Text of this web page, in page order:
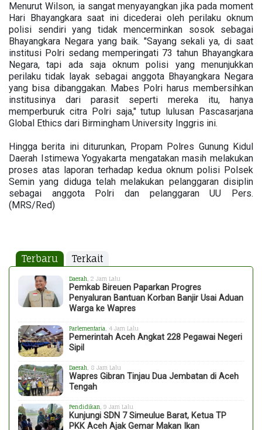
Menurut Wilson, ia sangat menyayangkan jika pada moment
Hari Bhayangkara saat ini dicederai oleh perilaku oknum
polisi sendiri yang tidak mencerminkan sosok sebagai
Bhayangkara Negara yang baik. "Sayang sekali ya, di saat
institusi Polri sedang memperingati 73 tahun Bhayangkara
Negara, tapi ada saja oknum polisi yang menunjukkan
perilaku tidak layak sebagai anggota Bhayangkara Negara
yang bisa dibanggakan. Mabes Polri harus membersihkan
institusinya dari parasit seperti mereka itu, hanya
memperburuk citra Polri saja," tutup lulusan Pascasarjana
Global Ethics dari Birmingham University Inggris ini.
Hingga berita ini diturunkan, Propam Polres Gunung Kidul
Daerah Istimewa Yogyakarta mengatakan masih melakukan
proses atas laporan terhadap kedua oknum polisi Polsek
Semin yang diduga telah melakukan pelanggaran disiplin
sebagai anggota Polri dan pelanggaran UU Pers.
(MRS/Red)
Terbaru Terkait
Daerah , 2 Jam Lalu
Pemkab Bireuen Paparkan Progres
Penyaluran Bantuan Korban Banjir Usai Aduan
Warga ke Wapres
Parlementaria , 4 Jam Lalu
Pemerintah Aceh Angkat 228 Pegawai Negeri
Sipil
Daerah , 8 Jam Lalu
Wapres Gibran Tinjau Dua Jembatan di Aceh
Tengah
Pendidikan , 9 Jam Lalu
Kunjungi SDN 7 Simeulue Barat, Ketua TP
PKK Aceh Ajak Gemar Makan Ikan